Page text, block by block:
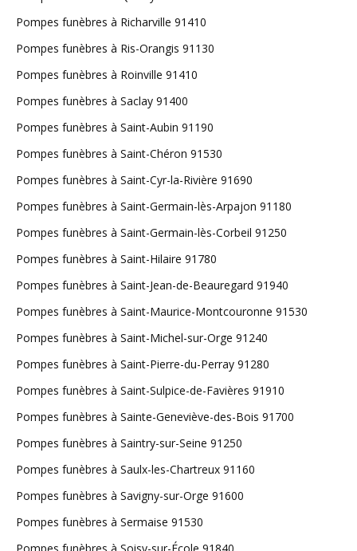
Pompes funèbres à Richarville 91410
Pompes funèbres à Ris-Orangis 91130
Pompes funèbres à Roinville 91410
Pompes funèbres à Saclay 91400
Pompes funèbres à Saint-Aubin 91190
Pompes funèbres à Saint-Chéron 91530
Pompes funèbres à Saint-Cyr-la-Rivière 91690
Pompes funèbres à Saint-Germain-lès-Arpajon 91180
Pompes funèbres à Saint-Germain-lès-Corbeil 91250
Pompes funèbres à Saint-Hilaire 91780
Pompes funèbres à Saint-Jean-de-Beauregard 91940
Pompes funèbres à Saint-Maurice-Montcouronne 91530
Pompes funèbres à Saint-Michel-sur-Orge 91240
Pompes funèbres à Saint-Pierre-du-Perray 91280
Pompes funèbres à Saint-Sulpice-de-Favières 91910
Pompes funèbres à Sainte-Geneviève-des-Bois 91700
Pompes funèbres à Saintry-sur-Seine 91250
Pompes funèbres à Saulx-les-Chartreux 91160
Pompes funèbres à Savigny-sur-Orge 91600
Pompes funèbres à Sermaise 91530